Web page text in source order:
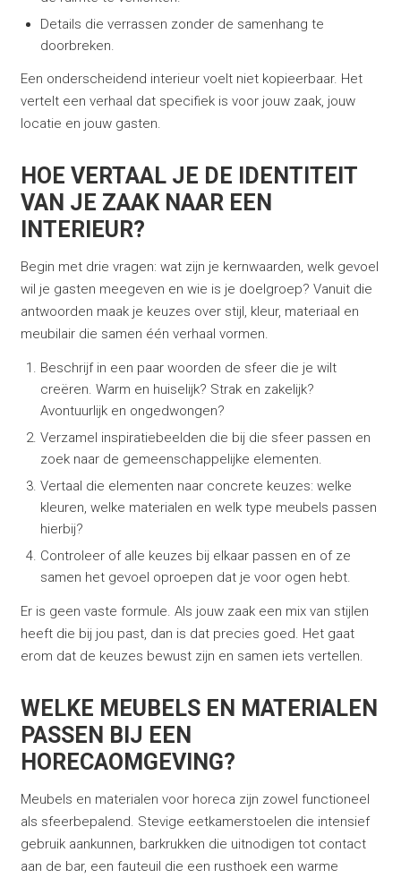
Details die verrassen zonder de samenhang te
doorbreken.
Een onderscheidend interieur voelt niet kopieerbaar. Het
vertelt een verhaal dat specifiek is voor jouw zaak, jouw
locatie en jouw gasten.
HOE VERTAAL JE DE IDENTITEIT
VAN JE ZAAK NAAR EEN
INTERIEUR?
Begin met drie vragen: wat zijn je kernwaarden, welk gevoel
wil je gasten meegeven en wie is je doelgroep? Vanuit die
antwoorden maak je keuzes over stijl, kleur, materiaal en
meubilair die samen één verhaal vormen.
Beschrijf in een paar woorden de sfeer die je wilt
creëren. Warm en huiselijk? Strak en zakelijk?
Avontuurlijk en ongedwongen?
Verzamel inspiratiebeelden die bij die sfeer passen en
zoek naar de gemeenschappelijke elementen.
Vertaal die elementen naar concrete keuzes: welke
kleuren, welke materialen en welk type meubels passen
hierbij?
Controleer of alle keuzes bij elkaar passen en of ze
samen het gevoel oproepen dat je voor ogen hebt.
Er is geen vaste formule. Als jouw zaak een mix van stijlen
heeft die bij jou past, dan is dat precies goed. Het gaat
erom dat de keuzes bewust zijn en samen iets vertellen.
WELKE MEUBELS EN MATERIALEN
PASSEN BIJ EEN
HORECAOMGEVING?
Meubels en materialen voor horeca zijn zowel functioneel
als sfeerbepalend. Stevige eetkamerstoelen die intensief
gebruik aankunnen, barkrukken die uitnodigen tot contact
aan de bar, een fauteuil die een rusthoek een warme